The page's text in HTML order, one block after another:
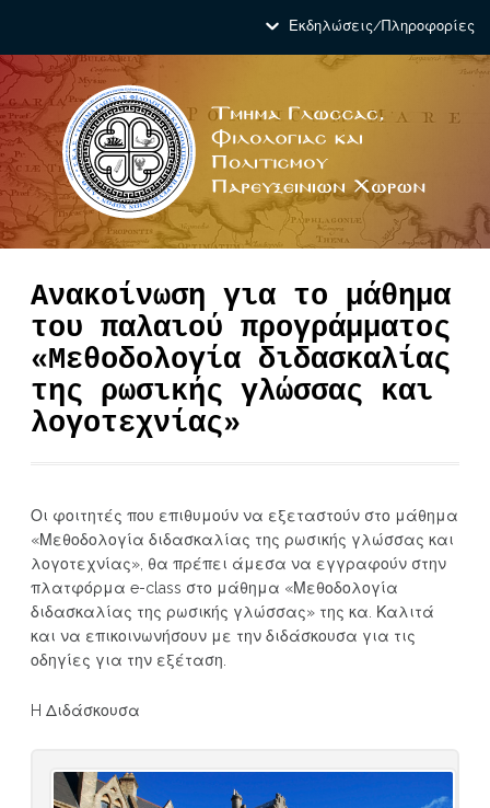
Εκδηλώσεις/Πληροφορίες
Ανακοίνωση για το μάθημα
του παλαιού προγράμματος
«Μεθοδολογία διδασκαλίας
της ρωσικής γλώσσας και
λογοτεχνίας»
Οι φοιτητές που επιθυμούν να εξεταστούν στο μάθημα
«Μεθοδολογία διδασκαλίας της ρωσικής γλώσσας και
λογοτεχνίας», θα πρέπει άμεσα να εγγραφούν στην
πλατφόρμα e-class στο μάθημα «Μεθοδολογία
διδασκαλίας της ρωσικής γλώσσας» της κα. Καλιτά
και να επικοινωνήσουν με την διδάσκουσα για τις
οδηγίες για την εξέταση.
H Διδάσκουσα